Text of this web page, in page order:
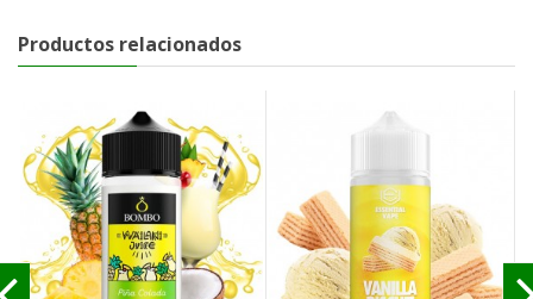
Productos relacionados